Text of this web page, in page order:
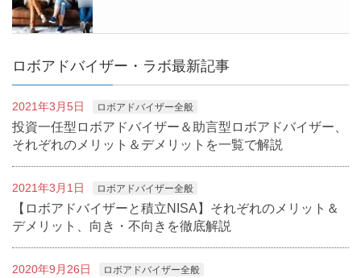
ロボアドバイザー・ラボ最新記事
2021年3月5日 ロボアドバイザー全般
投資一任型ロボアドバイザー＆助言型ロボアドバイザー、
それぞれのメリット＆デメリットを一覧で解説
2021年3月1日 ロボアドバイザー全般
【ロボアドバイザーと積立NISA】それぞれのメリット＆
デメリット、向き・不向きを徹底解説
2020年9月26日 ロボアドバイザー全般